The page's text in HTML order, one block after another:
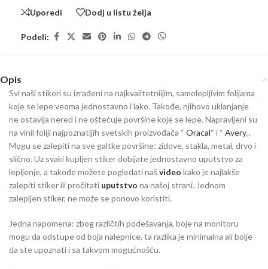
Uporedi Dodj u listu želja
Podeli:
Opis
Svi naši stikeri su izrađeni na najkvalitetniijim, samolepljivim folijama
koje se lepe veoma jednostavno i lako. Takođe, njihovo uklanjanje
ne ostavlja nered i ne oštećuje površine koje se lepe. Napravljeni su
na vinil foliji najpoznatijih svetskih proizvođača “ Oracal“ i “ Avery„.
Mogu se zalepiti na sve galtke površine: zidove, stakla, metal, drvo i
slično. Uz svaki kupljen stiker dobijate jednostavno uputstvo za
lepljenje, a takođe možete pogledati našvideo kako je najlakše
zalepiti stiker ili pročitati uputstvo na našoj strani. Jednom
zalepljen stiker, ne može se ponovo koristiti.
Jedna napomena: zbog različtih podešavanja, boje na monitoru
mogu da odstupe od boja nalepnice, ta razlika je minimalna ali bolje
da ste upoznati i sa takvom mogućnošću.